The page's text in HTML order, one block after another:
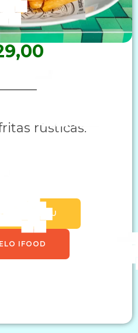
rústicas.
AO MENU
IFOOD